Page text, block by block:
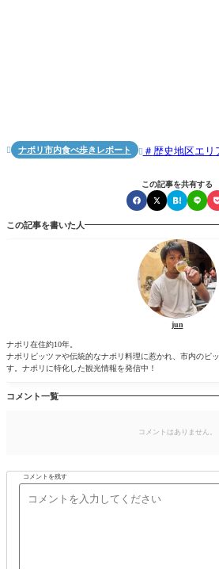
 ナポリ市内食べ歩きレポート  歴史地区エリ
この記事を共有する
この記事を書いた人
jun
ナポリ在住約10年。
ナポリピッツァや伝統的なナポリ料理に惹かれ、市内のピ
す。ナポリに特化した観光情報を発信中！
コメント一覧
コメントはありません。
コメントを残す